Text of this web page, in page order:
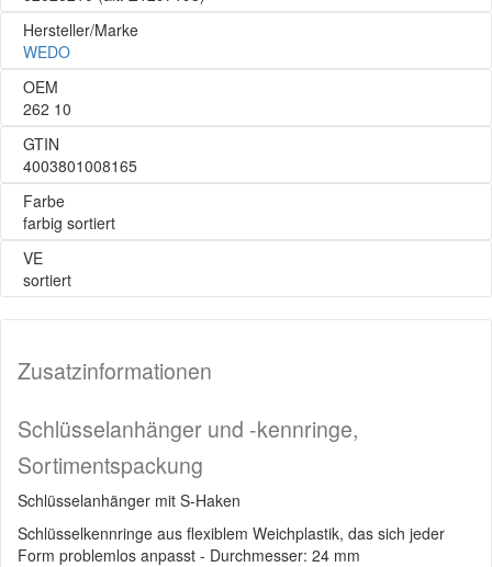
Hersteller/Marke
WEDO
OEM
262 10
GTIN
4003801008165
Farbe
farbig sortiert
VE
sortiert
Zusatzinformationen
Schlüsselanhänger und -kennringe,
Sortimentspackung
Schlüsselanhänger mit S-Haken
Schlüsselkennringe aus flexiblem Weichplastik, das sich jeder
Form problemlos anpasst - Durchmesser: 24 mm